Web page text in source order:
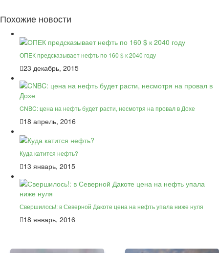
Похожие новости
ОПЕК предсказывает нефть по 160 $ к 2040 году
23 декабрь, 2015
CNBC: цена на нефть будет расти, несмотря на провал в Дохе
18 апрель, 2016
Куда катится нефть?
13 январь, 2015
Свершилось!: в Северной Дакоте цена на нефть упала ниже нуля
18 январь, 2016